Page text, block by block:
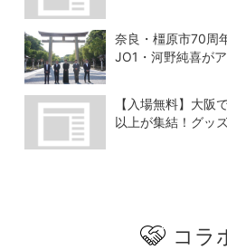
奈良・橿原市70周
JO1・河野純喜が
【入場無料】大阪
以上が集結！グッ
コラ